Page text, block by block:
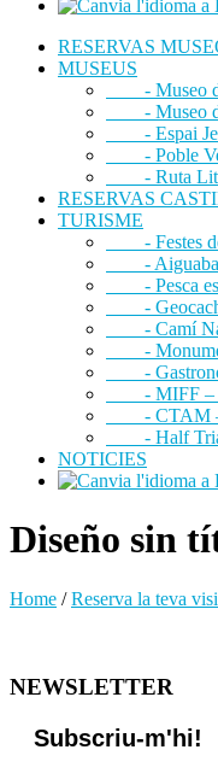
RESERVAS
MUSEUS
- Museo
- Museo
- Espai
- Poble
- Ruta
RESERVAS
TURISME
- Festes de
-
- Pesca
-
- Camí
-
-
- MIFF –
- CTAM –
- Half
NOTICIES
Diseño sin
Home /Reserva la teva
NEWSLETTER
Subscriu-m'hi!